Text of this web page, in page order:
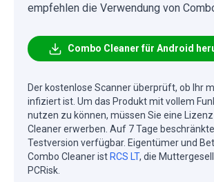
empfehlen die Verwendung von
Combo Cleaner für Android
Der kostenlose Scanner überprüft, ob Ihr
infiziert ist. Um das Produkt mit vollem
nutzen zu können, müssen Sie eine
Cleaner erwerben. Auf 7 Tage
Testversion verfügbar. Eigentümer und
Combo Cleaner ist RCS LT, die
PCRisk.